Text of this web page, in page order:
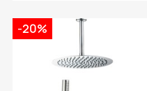
-20%